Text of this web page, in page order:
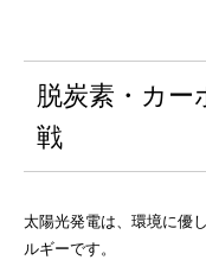
脱炭素・カ
戦
太陽光発電は、環境に優
ルギーです。